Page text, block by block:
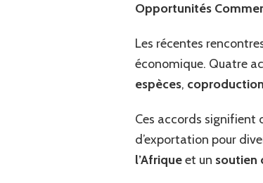
Opportunités
Les récentes
économique. Quatre
espèces,
Ces accords signifient
d’exportation pour
l’Afriqueet un soutien